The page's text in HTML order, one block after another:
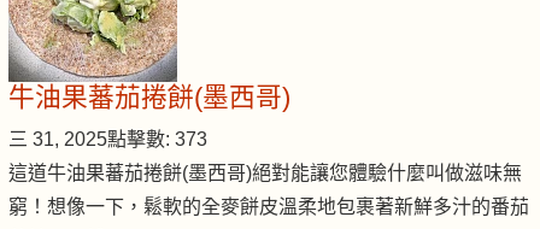
牛油果蕃茄捲餅(墨西哥)
三 31, 2025點擊數: 373
這道牛油果蕃茄捲餅(墨西哥)絕對能讓您體驗什麼叫做滋味無
窮！想像一下，鬆軟的全麥餅皮溫柔地包裹著新鮮多汁的番茄